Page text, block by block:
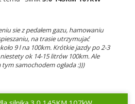
sie z pedałem gazu, hamowaniu
na trasie utrzymujać
9 l na 100km. Krótkie jazdy po 2-3
ok 14-15 litrów 100km. Ale
samochodem ogłada :)))